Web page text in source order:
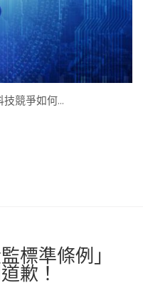
技競爭如何…
標準條例」
歉！